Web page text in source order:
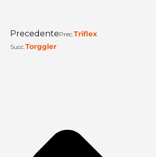
PrecedentePrec.Triflex
Succ.Torggler